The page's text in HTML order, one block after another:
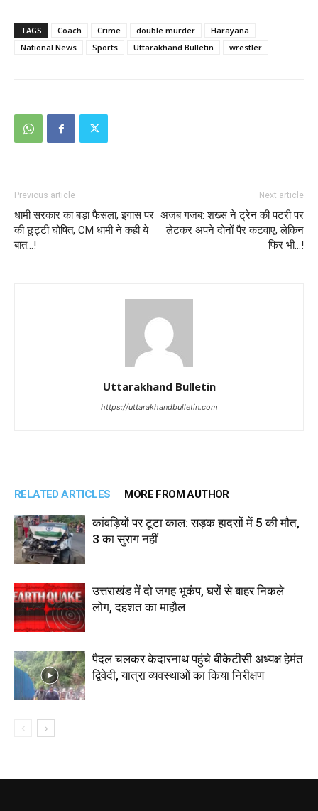
TAGS Coach Crime double murder
Harayana
National News
Sports Uttarakhand Bulletin wrestler
Previous article
धामी सरकार का बड़ा फैसला, इगास पर
की छुट्टी घोषित, CM धामी ने कही ये
बात…!
Next article
अजब गजब: शख्स ने ट्रेन की पटरी पर
लेटकर अपने दोनों पैर कटवाए, लेकिन
फिर भी…!
Uttarakhand Bulletin
https://uttarakhandbulletin.com
RELATED ARTICLES MORE FROM AUTHOR
कांवड़ियों पर टूटा काल: सड़क हादसों में 5 की मौत,
3 का सुराग नहीं
उत्तराखंड में दो जगह भूकंप, घरों से बाहर निकले
लोग, दहशत का माहौल
पैदल चलकर केदारनाथ पहुंचे बीकेटीसी अध्यक्ष हेमंत
द्विवेदी, यात्रा व्यवस्थाओं का किया निरीक्षण